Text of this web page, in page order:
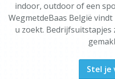
indoor, outdoor of een
WegmetdeBaas België
u zoekt. Bedrijfsuitstapjes
Stel je